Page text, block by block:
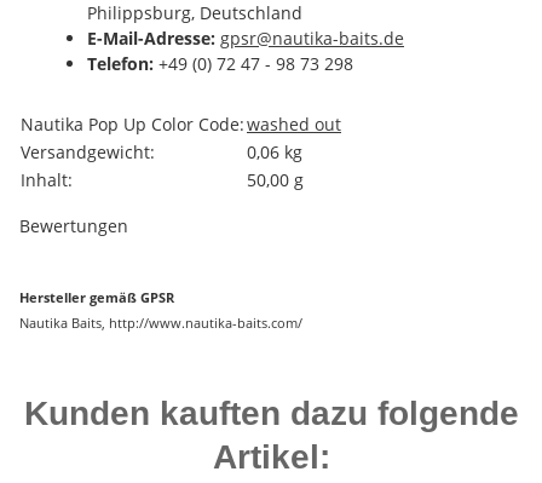
Philippsburg, Deutschland
E-Mail-Adresse: gpsr@nautika-baits.de
Telefon: +49 (0) 72 47 - 98 73 298
Produkteigenschaft
Wert
Nautika Pop Up Color Code:washed out
Versandgewicht:
0,06 kg
Inhalt:
50,00 g
Bewertungen
Hersteller gemäß GPSR
Nautika Baits, http://www.nautika-baits.com/
Kunden kauften dazu folgende
Artikel: